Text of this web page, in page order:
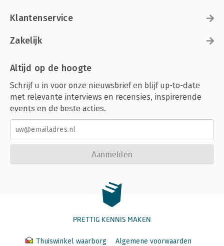
Klantenservice
Zakelijk
Altijd op de hoogte
Schrijf u in voor onze nieuwsbrief en blijf up-to-date
met relevante interviews en recensies, inspirerende
events en de beste acties.
Aanmelden
PRETTIG KENNIS MAKEN
Thuiswinkel waarborg Algemene voorwaarden